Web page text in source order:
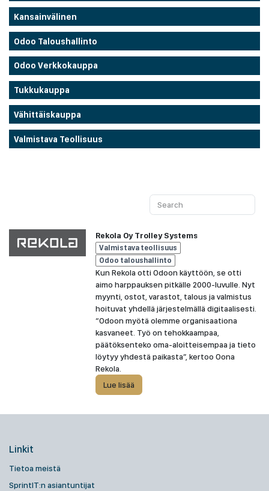
Kansainvälinen
Odoo Taloushallinto
Odoo Verkkokauppa
Tukkukauppa
Vähittäiskauppa
Valmistava Teollisuus
Rekola Oy Trolley Systems
Valmistava teollisuus
Odoo taloushallinto
Kun Rekola otti Odoon käyttöön, se otti
aimo harppauksen pitkälle 2000-luvulle. Nyt
myynti, ostot, varastot, talous ja valmistus
hoituvat yhdellä järjestelmällä digitaalisesti.
“Odoon myötä olemme organisaationa
kasvaneet. Työ on tehokkaampaa,
päätöksenteko oma-aloitteisempaa ja tieto
löytyy yhdestä paikasta”, kertoo Oona
Rekola.
Lue lisää
Linkit
Tietoa meistä
SprintIT:n asiantuntijat